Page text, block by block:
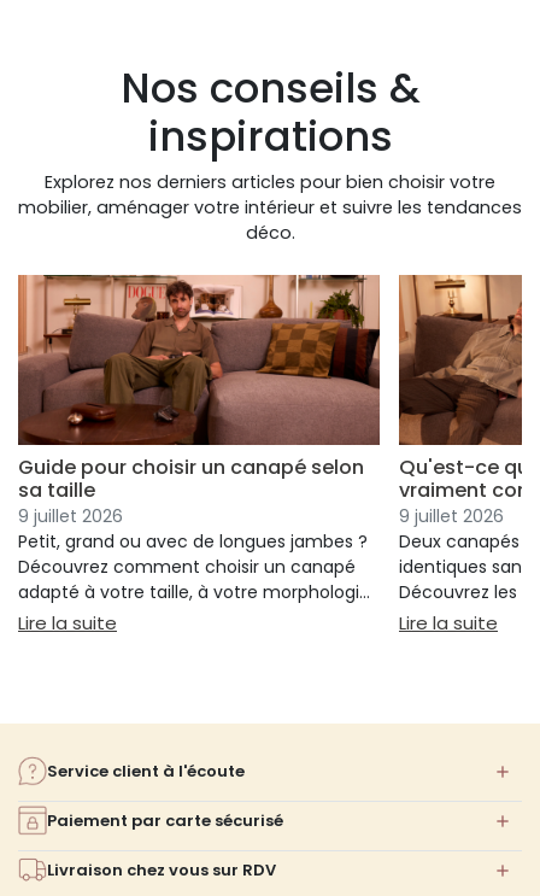
Nos conseils &
inspirations
Explorez nos derniers articles pour bien choisir votre
mobilier, aménager votre intérieur et suivre les tendances
déco.
Guide pour choisir un canapé selon
sa taille
9 juillet 2026
Petit, grand ou avec de longues jambes ?
Découvrez comment choisir un canapé
adapté à votre taille, à votre morphologie
et à votre confort.
Lire la suite : Guide pour choisir un canapé selon sa taille
Qu'est-ce qui
vraiment
9 juillet 2026
Deux canapés
identiques
Découvrez les
réellement
Lire la suite
Service client à l'écoute
Paiement par carte sécurisé
Livraison chez vous sur RDV